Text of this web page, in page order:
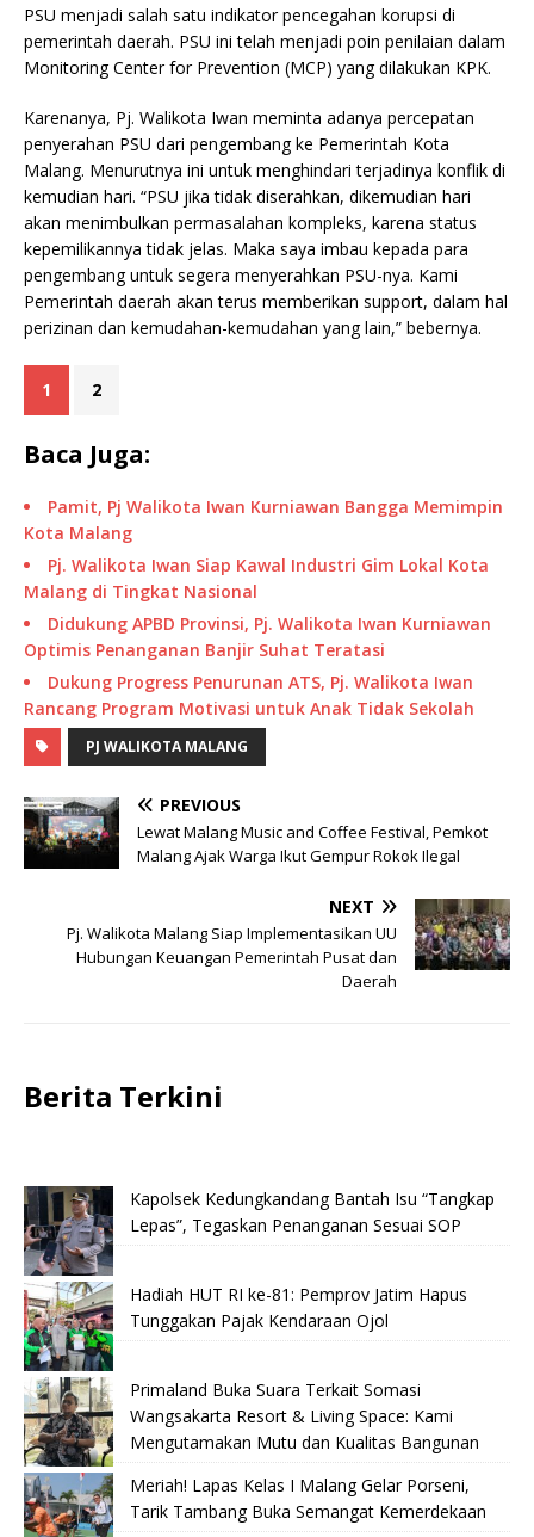
PSU menjadi salah satu indikator pencegahan korupsi di
pemerintah daerah. PSU ini telah menjadi poin penilaian dalam
Monitoring Center for Prevention (MCP) yang dilakukan KPK.
Karenanya, Pj. Walikota Iwan meminta adanya percepatan
penyerahan PSU dari pengembang ke Pemerintah Kota
Malang. Menurutnya ini untuk menghindari terjadinya konflik di
kemudian hari. “PSU jika tidak diserahkan, dikemudian hari
akan menimbulkan permasalahan kompleks, karena status
kepemilikannya tidak jelas. Maka saya imbau kepada para
pengembang untuk segera menyerahkan PSU-nya. Kami
Pemerintah daerah akan terus memberikan support, dalam hal
perizinan dan kemudahan-kemudahan yang lain,” bebernya.
1 2
Baca Juga:
Pamit, Pj Walikota Iwan Kurniawan Bangga Memimpin
Kota Malang
Pj. Walikota Iwan Siap Kawal Industri Gim Lokal Kota
Malang di Tingkat Nasional
Didukung APBD Provinsi, Pj. Walikota Iwan Kurniawan
Optimis Penanganan Banjir Suhat Teratasi
Dukung Progress Penurunan ATS, Pj. Walikota Iwan
Rancang Program Motivasi untuk Anak Tidak Sekolah
PJ WALIKOTA MALANG
PREVIOUS
Lewat Malang Music and Coffee Festival, Pemkot
Malang Ajak Warga Ikut Gempur Rokok Ilegal
NEXT
Pj. Walikota Malang Siap Implementasikan UU
Hubungan Keuangan Pemerintah Pusat dan
Daerah
Berita Terkini
Kapolsek Kedungkandang Bantah Isu “Tangkap
Lepas”, Tegaskan Penanganan Sesuai SOP
Hadiah HUT RI ke-81: Pemprov Jatim Hapus
Tunggakan Pajak Kendaraan Ojol
Primaland Buka Suara Terkait Somasi
Wangsakarta Resort & Living Space: Kami
Mengutamakan Mutu dan Kualitas Bangunan
Meriah! Lapas Kelas I Malang Gelar Porseni,
Tarik Tambang Buka Semangat Kemerdekaan